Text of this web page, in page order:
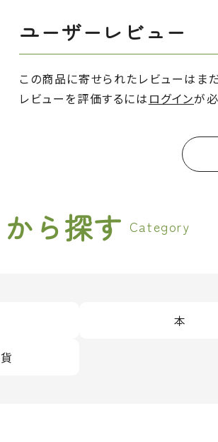
ユーザーレビュー
この商品に寄せられたレビューはま
レビューを評価するには ログインが
ら探す Category
本